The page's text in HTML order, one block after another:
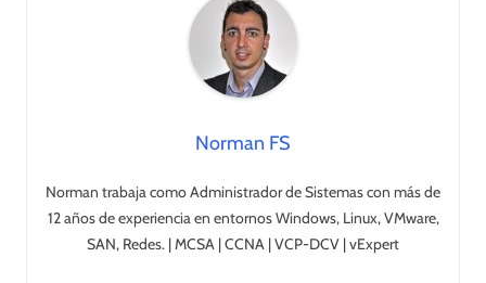
Norman FS
Norman trabaja como Administrador de Sistemas con más de
12 años de experiencia en entornos Windows, Linux, VMware,
SAN, Redes. | MCSA | CCNA | VCP-DCV | vExpert